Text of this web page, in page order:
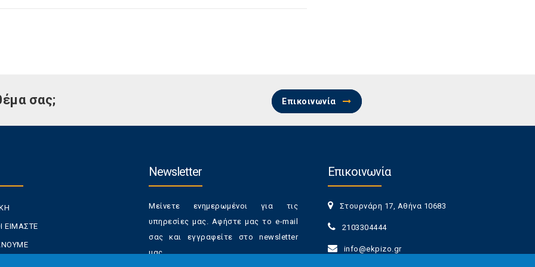
σας; Επικοινωνία
ΕΙΜΑΣΤΕ
Newsletter
Μείνετε ενημερωμένοι για τις
υπηρεσίες μας. Αφήστε μας το e-mail
σας και εγγραφείτε στο newsletter
μας.
Επικοινωνία
Στουρνάρη 17, Αθήνα 10683
2103304444
info@ekpizo.gr